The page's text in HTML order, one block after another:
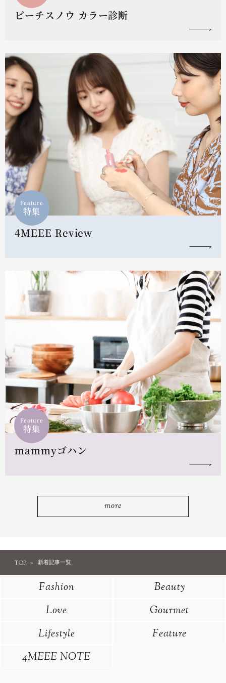
ピーチスノウ カラー診断
Feature
特集
4MEEE Review
Feature
特集
mammyゴハン
more
TOP 新着記事一覧
Fashion
Beauty
Love
Gourmet
Lifestyle
Feature
4MEEE NOTE